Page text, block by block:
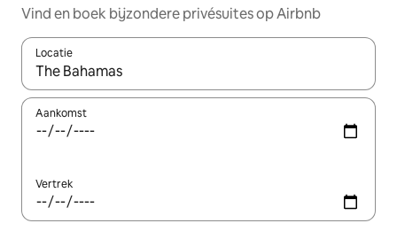
Vind en boek bijzondere privésuites op Airbnb
Locatie
Wanneer er resultaten beschikbaar zijn, maak je een keuze
Aankomst
Vertrek